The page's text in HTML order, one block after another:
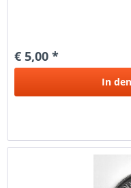
€ 5,00 *
In den